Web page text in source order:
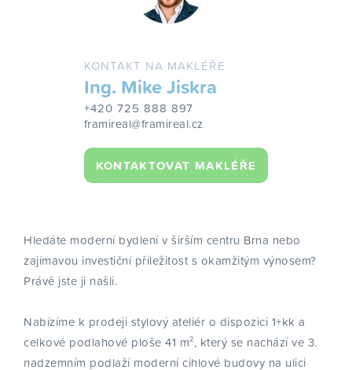
KONTAKT NA MAKLÉŘE
Ing. Mike Jiskra
+420 725 888 897
framireal@framireal.cz
KONTAKTOVAT MAKLÉŘE
Hledáte moderní bydlení v širším centru Brna nebo
zajímavou investiční příležitost s okamžitým výnosem?
Právě jste ji našli.
Nabízíme k prodeji stylový ateliér o dispozici 1+kk a
celkové podlahové ploše 41 m², který se nachází ve 3.
nadzemním podlaží moderní cihlové budovy na ulici